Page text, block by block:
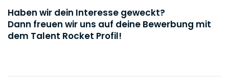
Haben wir dein Interesse geweckt?
Dann freuen wir uns auf deine Bewerbung mit
dem Talent Rocket Profil!